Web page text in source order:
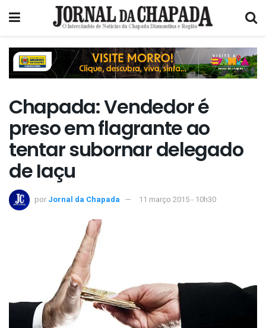
Chapada: Vendedor é
preso em flagrante ao
tentar subornar delegado
de Iaçu
por Jornal da Chapada 11 março 2015 - 10h30